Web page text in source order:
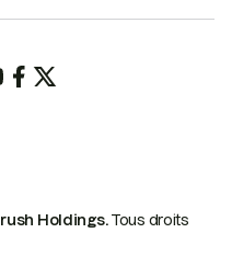
Holdings.Tous droits